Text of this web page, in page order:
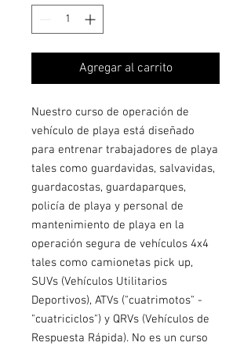
Agregar al carrito
Nuestro curso de operación de
vehículo de playa está diseñado
para entrenar trabajadores de playa
tales como guardavidas, salvavidas,
guardacostas, guardaparques,
policía de playa y personal de
mantenimiento de playa en la
operación segura de vehículos 4x4
tales como camionetas pick up,
SUVs (Vehículos Utilitarios
Deportivos), ATVs ("cuatrimotos" -
"cuatriciclos") y QRVs (Vehículos de
Respuesta Rápida). No es un curso